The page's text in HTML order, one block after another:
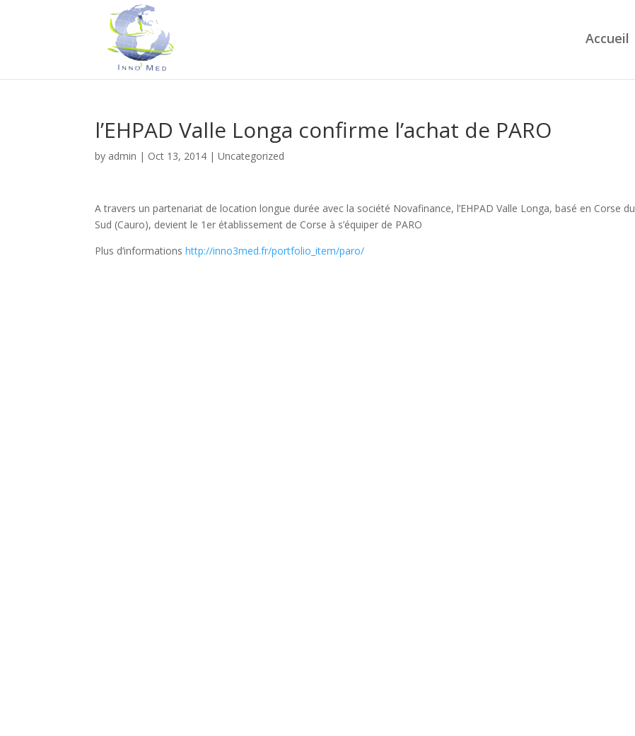
Accueil
l’EHPAD Valle Longa confirme l’achat de PARO
by admin | Oct 13, 2014 |Uncategorized
A travers un partenariat de location longue durée avec la société Novafinance, l’EHPAD Valle Longa, basé en Corse du
Sud (Cauro), devient le 1er établissement de Corse à s’équiper de PARO
Plus d’informationshttp://inno3med.fr/portfolio_item/paro/